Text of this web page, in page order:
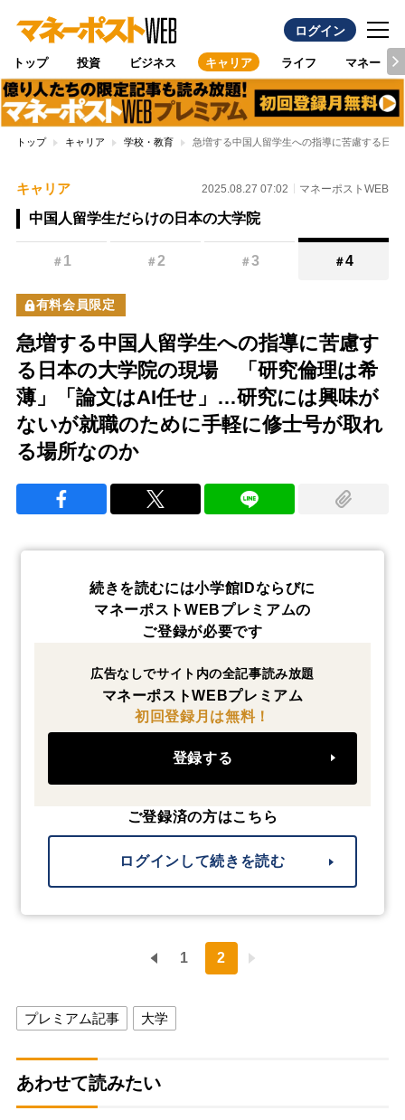
ログイン
トップ 投資 ビジネス キャリア ライフ マネー
トップ キャリア 学校・教育 急増する中国人留学生への指導に苦慮する日
キャリア 2025.08.27 07:02 マネーポストWEB
中国人留学生だらけの日本の大学院
＃ 1 ＃2 ＃3 ＃4
有料会員限定
急増する中国人留学生への指導に苦慮す
る日本の大学院の現場 「研究倫理は希
薄」「論文はAI任せ」…研究には興味が
ないが就職のために手軽に修士号が取れ
る場所なのか
続きを読むには小学館IDならびに
マネーポストWEBプレミアムの
ご登録が必要です
広告なしでサイト内の全記事読み放題
マネーポストWEBプレミアム
初回登録月は無料！
登録する
ご登録済の方はこちら
ログインして続きを読む
1 2
プレミアム記事 大学
あわせて読みたい